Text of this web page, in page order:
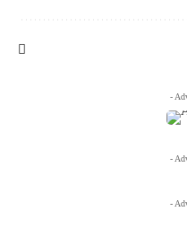
-
-
-